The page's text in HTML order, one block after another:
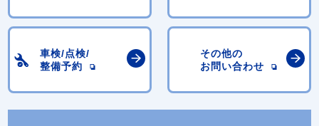
車検/点検/
整備予約
その他の
お問い合わせ